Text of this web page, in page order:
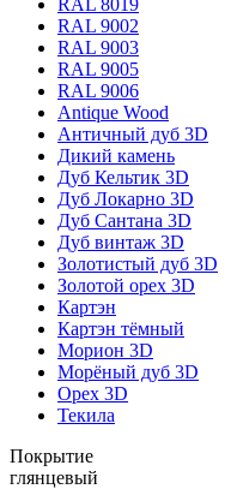
RAL 9002
RAL 9003
RAL 9005
RAL 9006
Antique Wood
Античный дуб 3D
Дикий камень
Дуб Кельтик 3D
Дуб Локарно 3D
Дуб Сантана 3D
Дуб винтаж 3D
Золотистый дуб 3D
Золотой орех 3D
Картэн
Картэн тёмный
Морион 3D
Морёный дуб 3D
Орех 3D
Текила
Покрытие
глянцевый